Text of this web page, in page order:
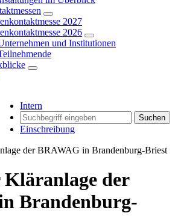
2027
2026
und Institutionen
Intern
Suchen
Einschreibung
der BRAWAG in Brandenburg-Briest
Kläranlage der
Brandenburg-